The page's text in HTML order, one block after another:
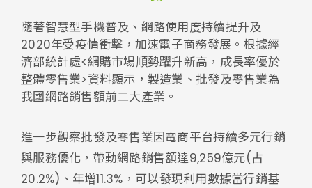
隨著智慧型手機普及、網路使用度持續提升及
2020年受疫情衝擊，加速電子商務發展。根據經
濟部統計處<網購市場順勢躍升新高，成長率優於
整體零售業>資料顯示，製造業、批發及零售業為
我國網路銷售額前二大產業。
進一步觀察批發及零售業因電商平台持續多元行銷
與服務優化，帶動網路銷售額達9,259億元(占
20.2%)、年增11.3%，可以發現利用數據當行銷基